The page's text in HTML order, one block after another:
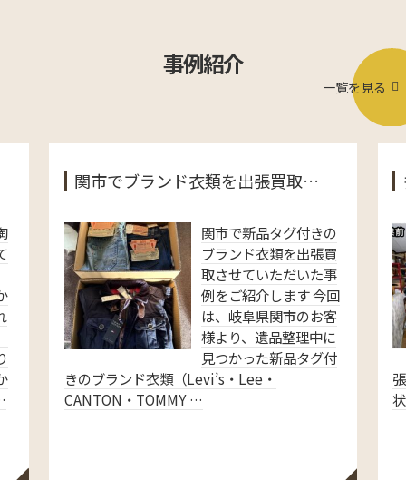
事例紹介
一覧を見る
関市でブランド衣類を出張買取…
関市で新品タグ付きの
ブランド衣類を出張買
取させていただいた事
例をご紹介します 今回
は、岐阜県関市のお客
様より、遺品整理中に
見つかった新品タグ付
きのブランド衣類（Levi’s・Lee・
CANTON・TOMMY …